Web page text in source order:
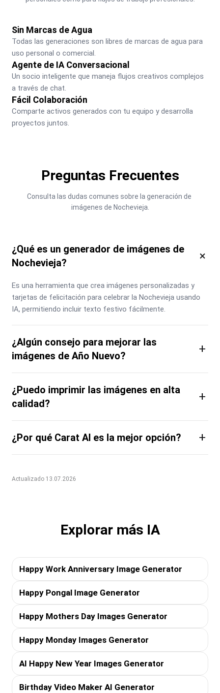
Sin Marcas de Agua
Todas las generaciones son libres de marcas de agua para
uso personal o comercial.
Agente de IA Conversacional
Un socio inteligente que maneja flujos creativos complejos
a través de chat.
Fácil Colaboración
Comparte activos generados con tu equipo y desarrolla
proyectos juntos.
Preguntas Frecuentes
Consulta las dudas comunes sobre la generación de
imágenes de Nochevieja.
¿Qué es un generador de imágenes de
Nochevieja?
×
Es una herramienta que crea imágenes personalizadas y
tarjetas de felicitación para celebrar la Nochevieja usando
IA, permitiendo incluir texto festivo fácilmente.
¿Algún consejo para mejorar las
imágenes de Año Nuevo?
+
¿Puedo imprimir las imágenes en alta
calidad?
+
¿Por qué Carat AI es la mejor opción? +
Actualizado 13.07.2026
Explorar más IA
Happy Work Anniversary Image Generator
Happy Pongal Image Generator
Happy Mothers Day Images Generator
Happy Monday Images Generator
AI Happy New Year Images Generator
Birthday Video Maker AI Generator